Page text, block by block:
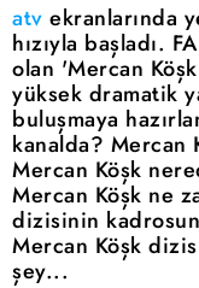
atv ekranlarında
hızıyla başladı.
olan 'Mercan
yüksek dramatik
buluşmaya
kanalda? Mercan
Mercan Köşk
Mercan Köşk ne
dizisinin
Mercan Köşk
şey...